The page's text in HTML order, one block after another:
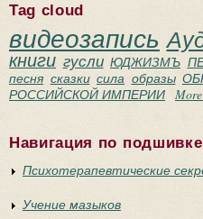
Tag cloud
видеозапись
книги гусли ЮДЖИЗМЪ
песня сказки сила образы
РОССИЙСКОЙ ИМПЕРИИ
Навигация по подшивке
Психотерапевтические
Учение мазыков